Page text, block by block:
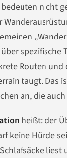
bedeuten nicht
spezifische
Routen und
taugt. Das
an, die
heißt: der
keine Hürde
liest